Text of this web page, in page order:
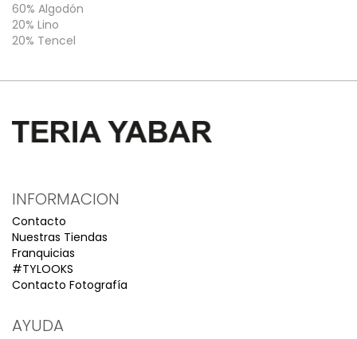
60% Algodón
20% Lino
20% Tencel
INFORMACION
Contacto
Nuestras Tiendas
Franquicias
#TYLOOKS
Contacto Fotografía
AYUDA